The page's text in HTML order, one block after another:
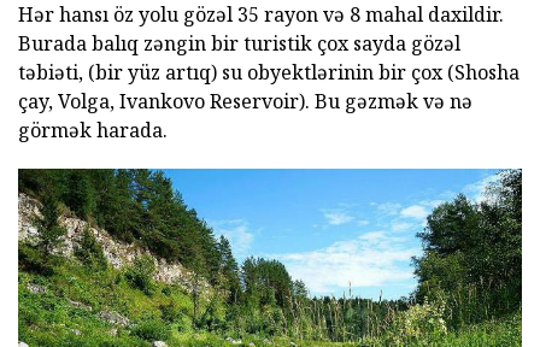
Hər hansı öz yolu gözəl 35 rayon və 8 mahal daxildir.
Burada balıq zəngin bir turistik çox sayda gözəl
təbiəti, (bir yüz artıq) su obyektlərinin bir çox (Shosha
çay, Volga, Ivankovo Reservoir). Bu gəzmək və nə
görmək harada.